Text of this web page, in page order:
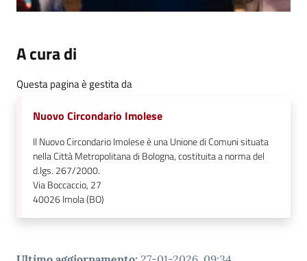
A cura di
Questa pagina è gestita da
Nuovo Circondario Imolese
Il Nuovo Circondario Imolese è una Unione di Comuni situata
nella Città Metropolitana di Bologna, costituita a norma del
d.lgs. 267/2000.
Via Boccaccio, 27
40026Imola (BO)